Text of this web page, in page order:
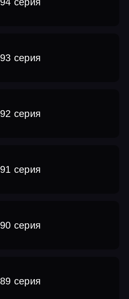
93 серия
92 серия
91 серия
90 серия
89 серия